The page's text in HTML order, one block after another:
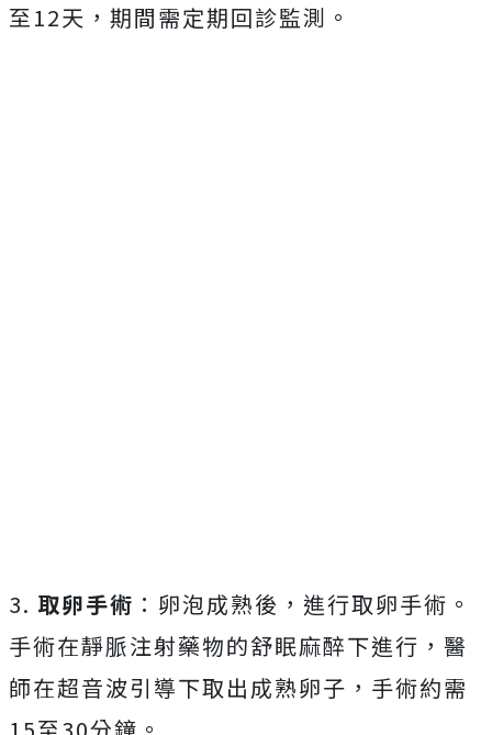
至12天，期間需定期回診監測。
3. 取卵手術 ：卵泡成熟後，進行取卵手術。
手術在靜脈注射藥物的舒眠麻醉下進行，醫
師在超音波引導下取出成熟卵子，手術約需